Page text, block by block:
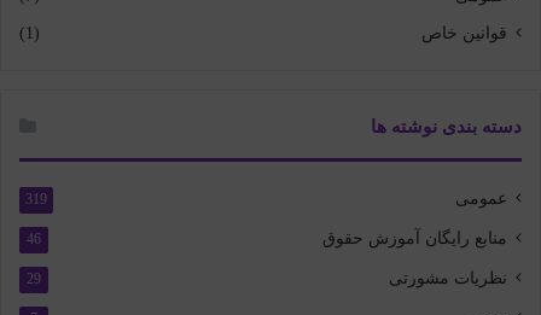
قوانین خاص (1)
دسته بندی نوشته ها
عمومی 319
منابع رایگان آموزش حقوق 46
نظریات مشورتی 29